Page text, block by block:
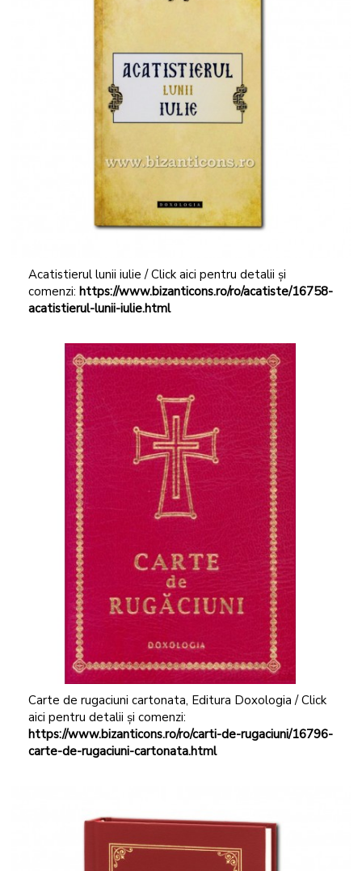
Acatistierul lunii iulie / Click aici pentru detalii și
comenzi: https://www.bizanticons.ro/ro/acatiste/16758-
acatistierul-lunii-iulie.html
Carte de rugaciuni cartonata, Editura Doxologia / Click
aici pentru detalii și comenzi:
https://www.bizanticons.ro/ro/carti-de-rugaciuni/16796-
carte-de-rugaciuni-cartonata.html